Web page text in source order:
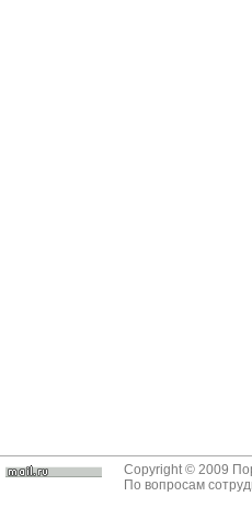
Copyright © 2009
По вопросам